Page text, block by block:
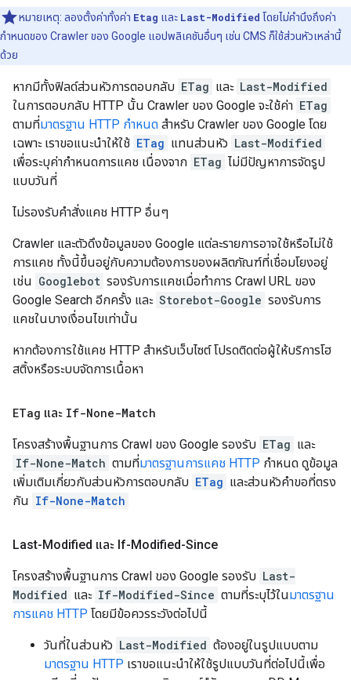
หมายเหตุ: ลองตั้งค่าทั้งค่า Etag และ Last-Modified โดยไม่คำนึงถึงค่า
กำหนดของ Crawler ของ Google แอปพลิเคชันอื่นๆ เช่น CMS ก็ใช้ส่วนหัวเหล่านี้
ด้วย
หากมีทั้งฟิลด์ส่วนหัวการตอบกลับ ETag และ Last-Modified
ในการตอบกลับ HTTP นั้น Crawler ของ Google จะใช้ค่า ETag
ตามที่มาตรฐาน HTTP กำหนด สำหรับ Crawler ของ Google โดย
เฉพาะ เราขอแนะนำให้ใช้ ETag แทนส่วนหัว Last-Modified
เพื่อระบุค่ากำหนดการแคช เนื่องจาก ETag ไม่มีปัญหาการจัดรูป
แบบวันที่
ไม่รองรับคำสั่งแคช HTTP อื่นๆ
Crawler และตัวดึงข้อมูลของ Google แต่ละรายการอาจใช้หรือไม่ใช้
การแคช ทั้งนี้ขึ้นอยู่กับความต้องการของผลิตภัณฑ์ที่เชื่อมโยงอยู่
เช่น Googlebot รองรับการแคชเมื่อทำการ Crawl URL ของ
Google Search อีกครั้ง และ Storebot-Google รองรับการ
แคชในบางเงื่อนไขเท่านั้น
หากต้องการใช้แคช HTTP สําหรับเว็บไซต์ โปรดติดต่อผู้ให้บริการโฮ
สติ้งหรือระบบจัดการเนื้อหา
ETag และ If-None-Match
โครงสร้างพื้นฐานการ Crawl ของ Google รองรับ ETag และ
If-None-Match ตามที่มาตรฐานการแคช HTTP กำหนด ดูข้อมูล
เพิ่มเติมเกี่ยวกับส่วนหัวการตอบกลับ ETag และส่วนหัวคําขอที่ตรง
กัน If-None-Match
Last-Modified และ If-Modified-Since
โครงสร้างพื้นฐานการ Crawl ของ Google รองรับ Last-
Modified และ If-Modified-Since ตามที่ระบุไว้ในมาตรฐาน
การแคช HTTP โดยมีข้อควรระวังต่อไปนี้
วันที่ในส่วนหัว Last-Modified ต้องอยู่ในรูปแบบตาม
มาตรฐาน HTTP เราขอแนะนำให้ใช้รูปแบบวันที่ต่อไปนี้เพื่อ